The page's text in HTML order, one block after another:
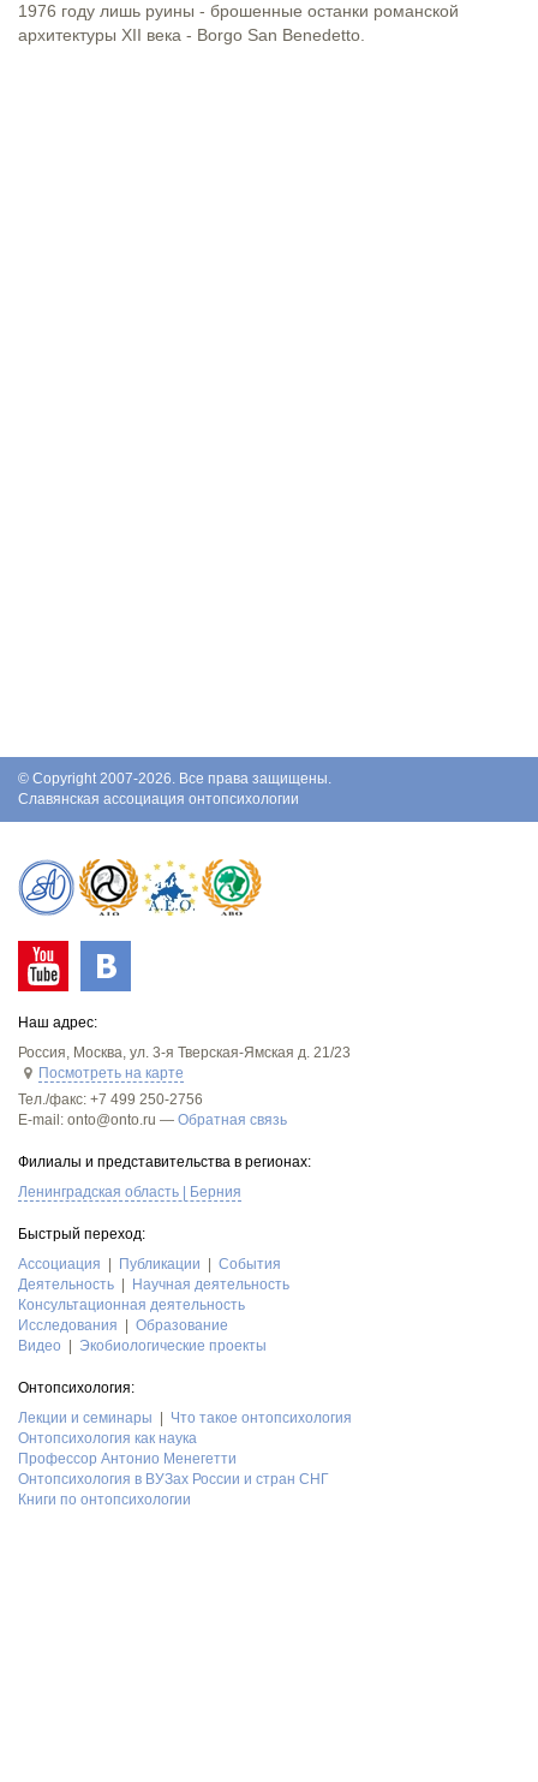
1976 году лишь руины - брошенные останки романской
архитектуры XII века - Borgo San Benedetto.
© Copyright 2007-2026. Все права защищены.
Славянская ассоциация онтопсихологии
Наш адрес:
Россия, Москва, ул. 3-я Тверская-Ямская д. 21/23
Посмотреть на карте
Тел./факс: +7 499 250-2756
E-mail: onto@onto.ru — Обратная связь
Филиалы и представительства в регионах:
Ленинградская область | Берния
Быстрый переход:
Асcоциация
Публикации
События
Деятельность
Научная деятельность
Консультационная деятельность
Исследования
Образование
Видео
Экобиологические проекты
Онтопсихология:
Лекции и семинары
Что такое онтопсихология
Онтопсихология как наука
Профессор Антонио Менегетти
Онтопсихология в ВУЗах России и стран СНГ
Книги по онтопсихологии